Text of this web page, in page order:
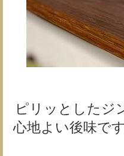
ピリッとしたジ
心地よい後味で